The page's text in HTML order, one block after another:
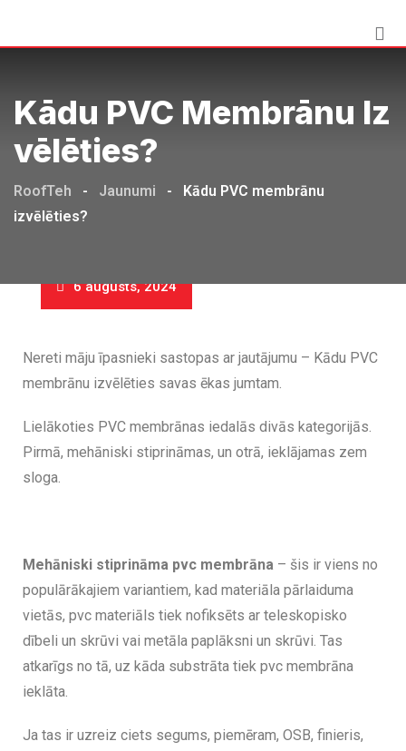
Kādu PVC Membrānu Iz
Vēlēties?
RoofTeh - Jaunumi -
Kādu PVC membrānu
izvēlēties?
6 augusts, 2024
Nereti māju īpasnieki sastopas ar jautājumu – Kādu PVC
membrānu izvēlēties savas ēkas jumtam.
Lielākoties PVC membrānas iedalās divās kategorijās.
Pirmā, mehāniski stiprināmas, un otrā, ieklājamas zem
sloga.
Mehāniski stiprināma pvc membrāna – šis ir viens no
populārākajiem variantiem, kad materiāla pārlaiduma
vietās, pvc materiāls tiek nofiksēts ar teleskopisko
dībeli un skrūvi vai metāla paplāksni un skrūvi. Tas
atkarīgs no tā, uz kāda substrāta tiek pvc membrāna
ieklāta.
Ja tas ir uzreiz ciets segums, piemēram, OSB, finieris,